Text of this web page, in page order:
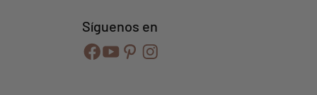
Síguenos en